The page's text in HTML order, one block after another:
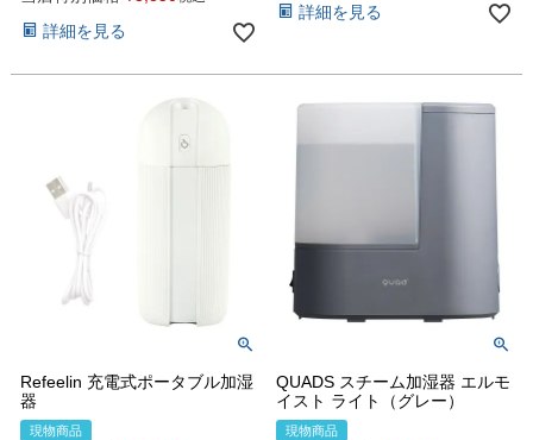
詳細を見る
詳細を見る
Refeelin 充電式ポータブル加湿
器
現物商品
QUADS スチーム加湿器 エルモ
イスト ライト（グレー）
現物商品